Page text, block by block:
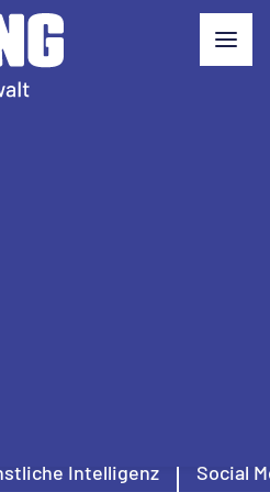
Material
Sie können nach Themen
Intelligenz Social